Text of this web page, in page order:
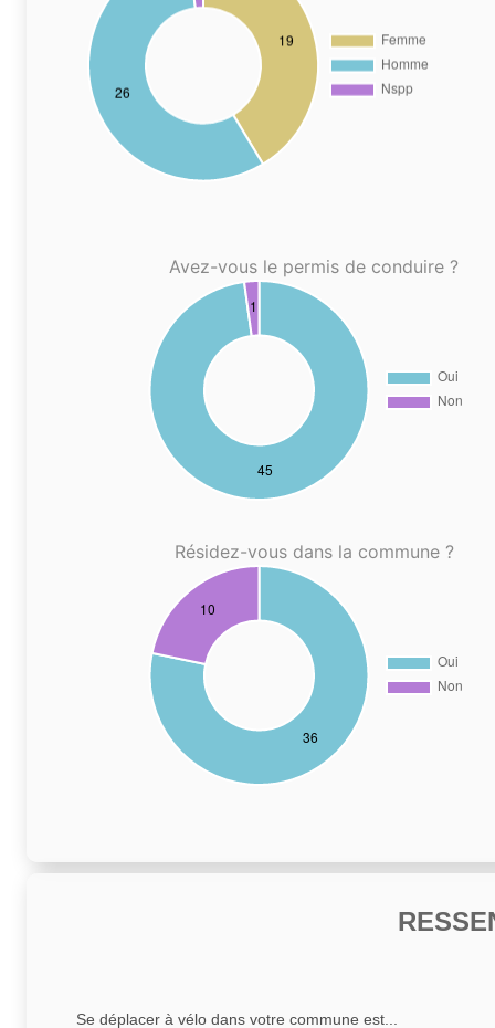
Avez-vous le permis de conduire ?
Résidez-vous dans la commune ?
Se déplacer à vélo dans votre commune est...